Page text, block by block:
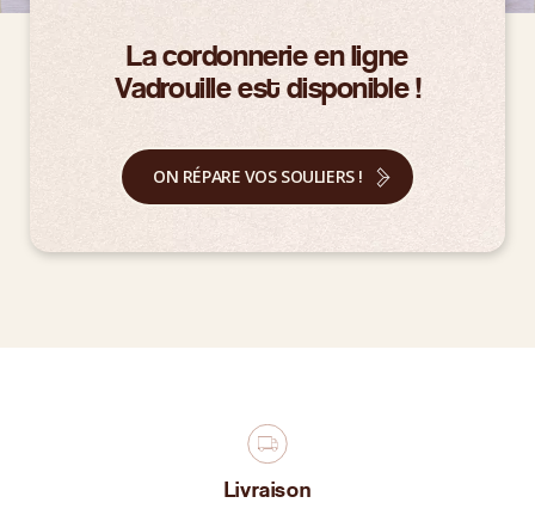
La cordonnerie en ligne
Vadrouille est disponible !
ON RÉPARE VOS SOULIERS !
Livraison